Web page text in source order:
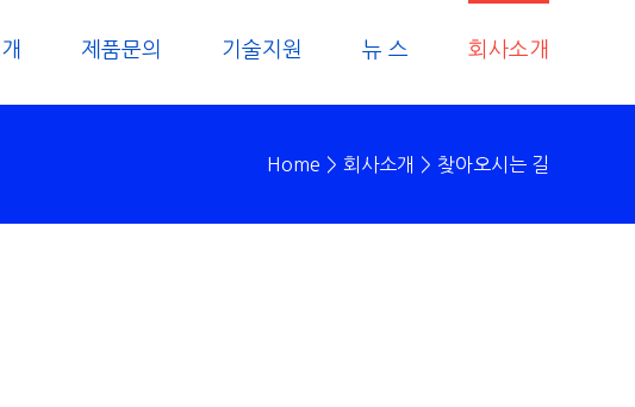
제품문의 기술지원 뉴 스 회사소개
Home > 회사소개 > 찾아오시는 길